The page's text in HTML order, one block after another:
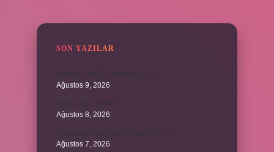
SON YAZILAR
Ağustos 9, 2026
Ağustos 8, 2026
Ağustos 7, 2026